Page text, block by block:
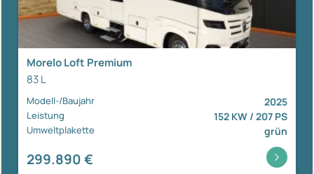
Morelo Loft Premium
83 L
Modell-/Baujahr 2025
Leistung 152 KW / 207 PS
Umweltplakette grün
299.890 €